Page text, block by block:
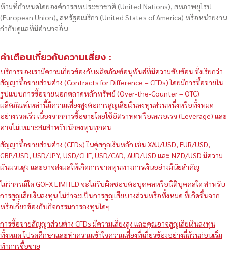
ห้ามที่กำหนดโดยองค์การสหประชาชาติ (United Nations), สหภาพยุโรป
(European Union), สหรัฐอเมริกา (United States of America) หรือหน่วยงาน
กำกับดูแลที่มีอำนาจอื่น
คำเตือนเกี่ยวกับความเสี่ยง :
บริการของเรามีความเกี่ยวข้องกับผลิตภัณฑ์อนุพันธ์ที่มีความซับซ้อน ซึ่งเรียกว่า
สัญญาซื้อขายส่วนต่าง (Contracts for Difference – CFDs) โดยมีการซื้อขายใน
รูปแบบการซื้อขายนอกตลาดหลักทรัพย์ (Over-the-Counter – OTC)
ผลิตภัณฑ์เหล่านี้มีความเสี่ยงสูงต่อการสูญเสียเงินลงทุนส่วนหนึ่งหรือทั้งหมด
อย่างรวดเร็ว เนื่องจากการซื้อขายโดยใช้อัตราทดหรือเลเวอเรจ (Leverage) และ
อาจไม่เหมาะสมสำหรับนักลงทุนทุกคน
สัญญาซื้อขายส่วนต่าง (CFDs) ในคู่สกุลเงินหลัก เช่น XAU/USD, EUR/USD,
GBP/USD, USD/JPY, USD/CHF, USD/CAD, AUD/USD และ NZD/USD มีความ
ผันผวนสูง และอาจส่งผลให้เกิดการขาดทุนทางการเงินอย่างมีนัยสำคัญ
ไม่ว่ากรณีใด GOFX LIMITED จะไม่รับผิดชอบต่อบุคคลหรือนิติบุคคลใด สำหรับ
การสูญเสียเงินลงทุน ไม่ว่าจะเป็นการสูญเสียบางส่วนหรือทั้งหมด ที่เกิดขึ้นจาก
หรือเกี่ยวข้องกับกิจกรรมการลงทุนใดๆ
การซื้อขายสัญญาส่วนต่าง CFDs มีความเสี่ยงสูง และคุณอาจสูญเสียเงินลงทุน
ทั้งหมด โปรดศึกษาและทำความเข้าใจความเสี่ยงที่เกี่ยวข้องอย่างถี่ถ้วนก่อนเริ่ม
ทำการซื้อขาย